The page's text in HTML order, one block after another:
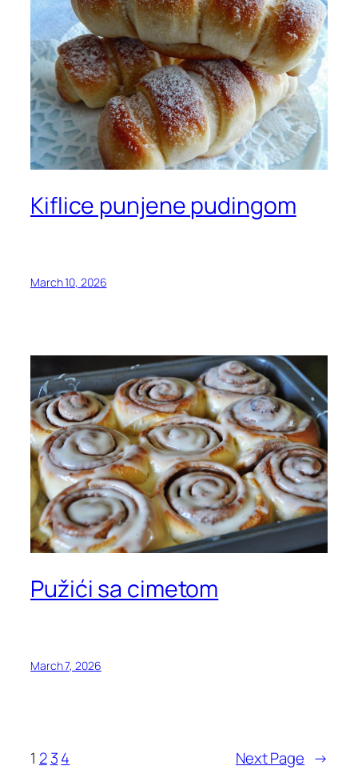
Kiflice punjene pudingom
March 10, 2026
Pužići sa cimetom
March 7, 2026
1 2 34 Next Page →